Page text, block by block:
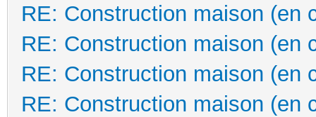
RE: Construction maison (en
RE: Construction maison (en
RE: Construction maison (en
RE: Construction maison (en